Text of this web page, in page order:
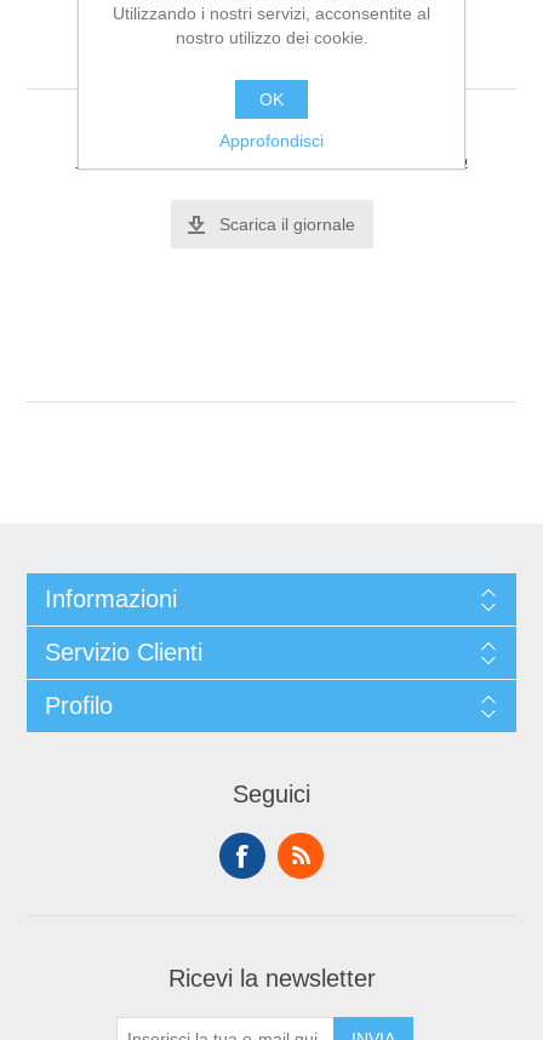
Casablanca n. 27
Si tratta dela prima recensione per questo prodotto
Scarica il giornale
Informazioni
Servizio Clienti
Profilo
Seguici
Ricevi la newsletter
Utilizzando i nostri servizi, acconsentite al
nostro utilizzo dei cookie.
OK
Approfondisci